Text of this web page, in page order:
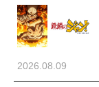
2026.08.09